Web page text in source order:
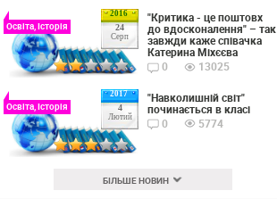
2016
24
Серп
Освіта, Історія
"Критика - це поштовх
до вдосконалення" – так
завжди каже співачка
Катерина Міхєєва
0
13025
2017
4
Лютий
Освіта, Історія
"Навколишній світ"
починається в класі
0
5774
БІЛЬШЕ НОВИН